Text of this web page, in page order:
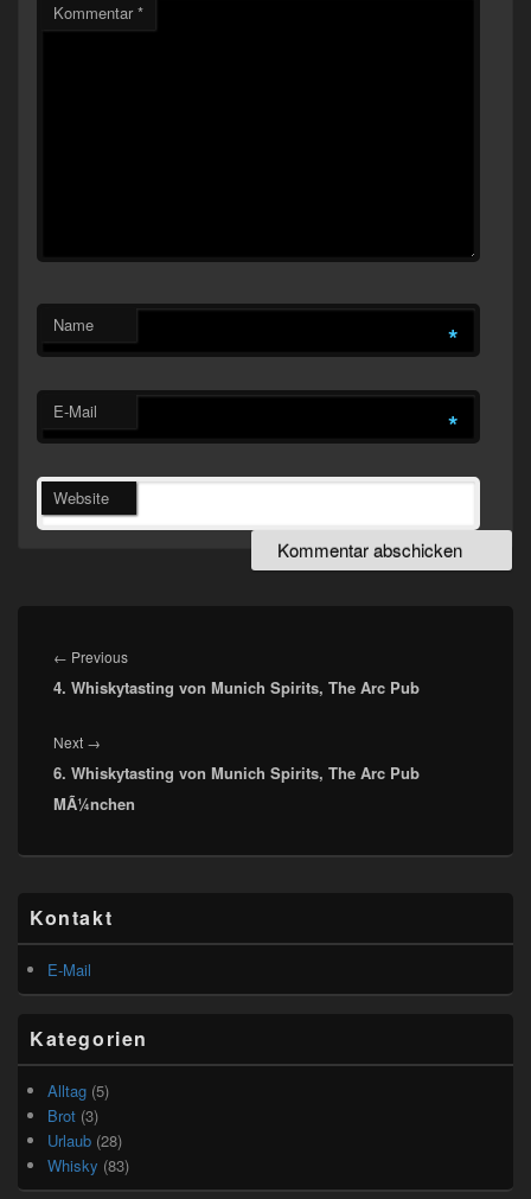
Kommentar*
Name *
E-Mail *
Website
← PreviousPrevious
post:
4. Whiskytasting von Munich Spirits, The Arc Pub
Next →
post:
6. Whiskytasting von Munich Spirits, The Arc Pub
MÃ¼nchen
Seitenleisten
Widget-
Bereich
Kontakt
E-Mail
Kategorien
Alltag (5)
Brot (3)
Urlaub (28)
Whisky (83)